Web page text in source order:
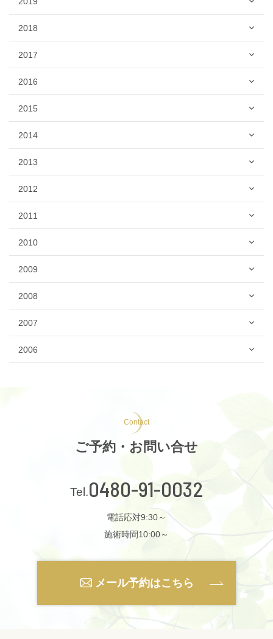
2018
2017
2016
2015
2014
2013
2012
2011
2010
2009
2008
2007
2006
Contact
ご予約・お問い合せ
0480-91-0032
電話応対9:30～
施術時間10:00～
メール予約はこちら